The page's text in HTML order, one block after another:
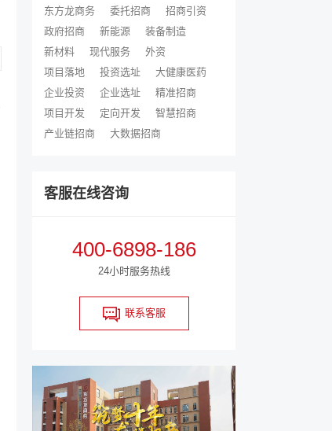
东方龙商务 委托招商
招商引资
政府招商
新能源
装备制造
新材料
现代服务
外资
项目落地
投资选址
大健康医药
企业投资
企业选址
精准招商
项目开发
定向开发
智慧招商
产业链招商
大数据招商
客服在线咨询
400-6898-186
24小时服务热线
联系客服